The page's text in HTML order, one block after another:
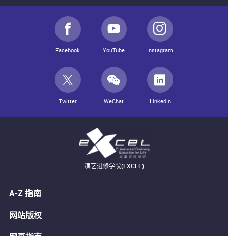
Facebook YouTube Instagram
Twitter WeChat LinkedIn
演艺进修学院(EXCEL)
A-Z 指南
网站版权